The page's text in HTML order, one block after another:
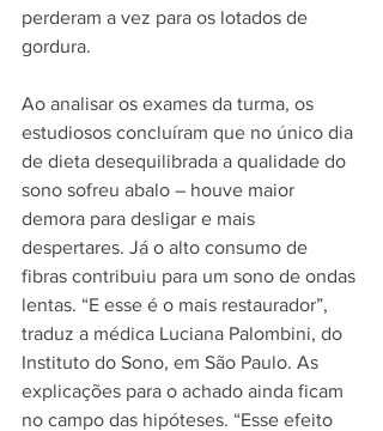
perderam a vez para os lotados de
gordura.
Ao analisar os exames da turma, os
estudiosos concluíram que no único dia
de dieta desequilibrada a qualidade do
sono sofreu abalo – houve maior
demora para desligar e mais
despertares. Já o alto consumo de
fibras contribuiu para um sono de ondas
lentas. “E esse é o mais restaurador”,
traduz a médica Luciana Palombini, do
Instituto do Sono, em São Paulo. As
explicações para o achado ainda ficam
no campo das hipóteses. “Esse efeito